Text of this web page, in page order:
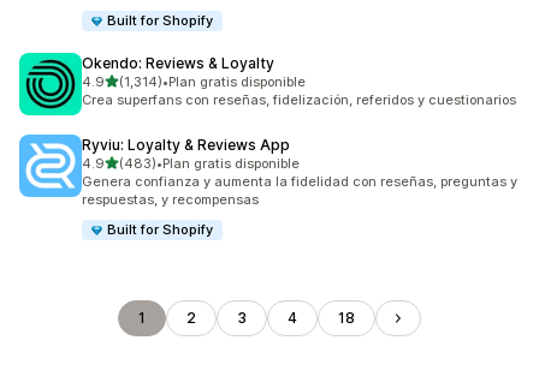
Built for Shopify
Okendo: Reviews & Loyalty
4.9de 5 estrellas
(1,314)
1314 reseñas en total
•Plan gratis disponible
Crea superfans con reseñas, fidelización, referidos y cuestionarios
Ryviu: Loyalty & Reviews App
4.9de 5 estrellas
(483)
483 reseñas en total
•Plan gratis disponible
Genera confianza y aumenta la fidelidad con reseñas, preguntas y
respuestas, y recompensas
Built for Shopify
1 2 3 4 18